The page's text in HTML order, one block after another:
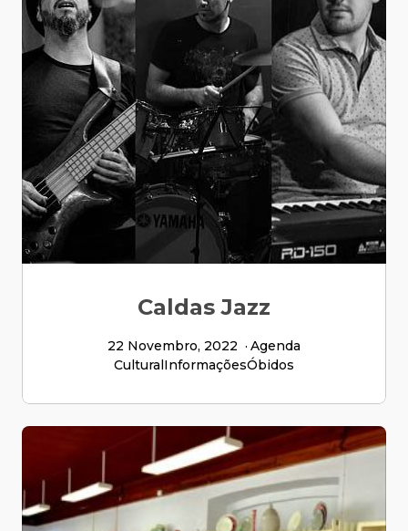
Caldas Jazz
22 Novembro, 2022
Agenda
CulturalInformaçõesÓbidos